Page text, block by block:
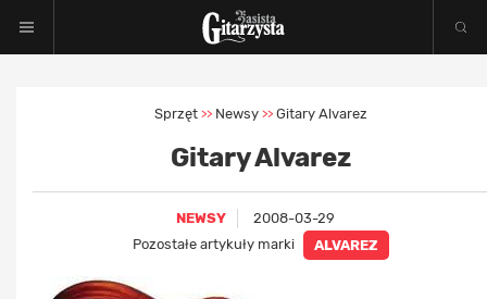
Sprzęt >> Newsy >> Gitary Alvarez
Gitary Alvarez
NEWSY
2008-03-29
Pozostałe artykuły marki
ALVAREZ